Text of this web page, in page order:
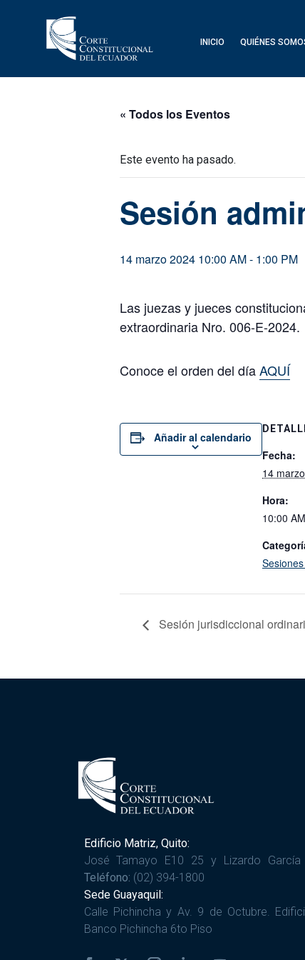
INICIO QUIÉNES
« Todos los Eventos
Este evento ha pasado.
Sesión
14 marzo 2024 10:00 AM- 1:00 PM
Las juezas y jueces
extraordinaria Nro. 006-E-2024.
Conoce el orden del díaAQUÍ
Añadir al calendario
Fecha:
14
Hora:
10:00
Sesión jurisdiccional
Edificio Matriz, Quito:
José Tamayo E10 25 y Lizardo
Teléfono: (02) 394-1800
Sede Guayaquil:
Calle Pichincha y Av. 9 de Octubre.
Banco Pichincha 6to Piso